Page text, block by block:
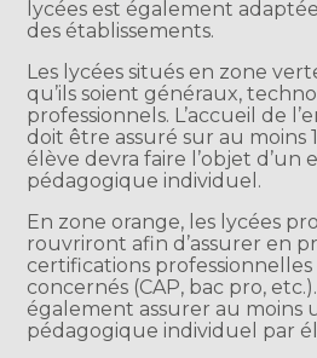
lycées est également
des établissements.
Les lycées situés en zone
qu’ils soient généraux,
professionnels. L’accueil de
doit être assuré sur au moins
élève devra faire l’objet d’un
pédagogique individuel.
En zone orange, les lycées
rouvriront afin d’assurer en
certifications professionnelles
concernés (CAP, bac pro,
également assurer au moins
pédagogique individuel par